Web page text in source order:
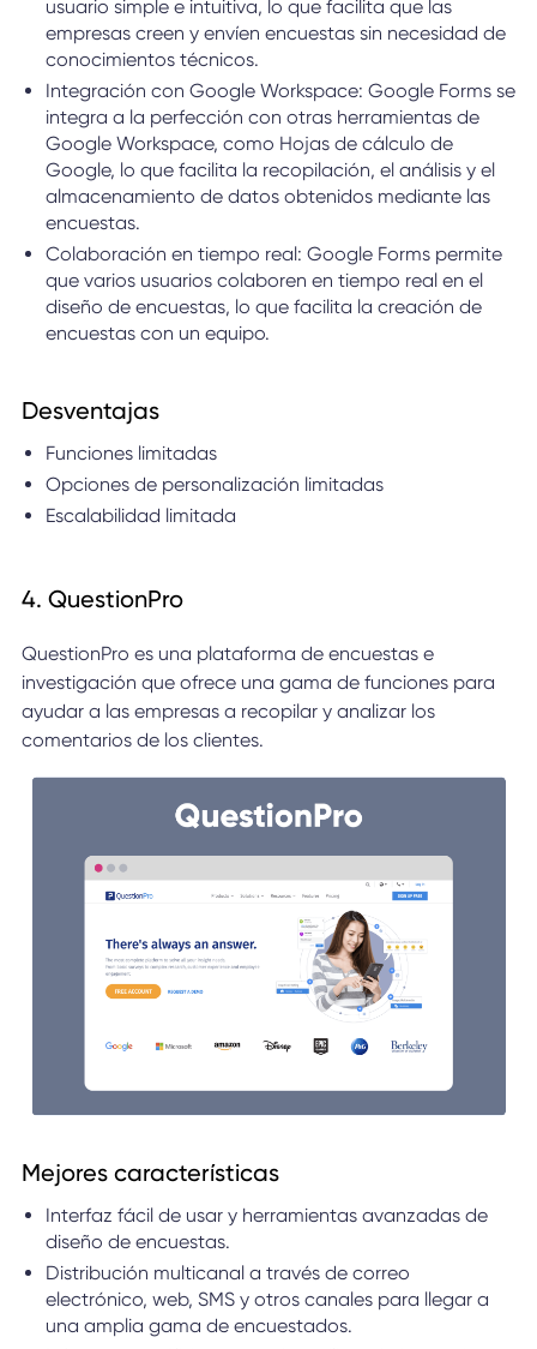
usuario simple e intuitiva, lo que facilita que las
empresas creen y envíen encuestas sin necesidad de
conocimientos técnicos.
Integración con Google Workspace: Google Forms se
integra a la perfección con otras herramientas de
Google Workspace, como Hojas de cálculo de
Google, lo que facilita la recopilación, el análisis y el
almacenamiento de datos obtenidos mediante las
encuestas.
Colaboración en tiempo real: Google Forms permite
que varios usuarios colaboren en tiempo real en el
diseño de encuestas, lo que facilita la creación de
encuestas con un equipo.
Desventajas
Funciones limitadas
Opciones de personalización limitadas
Escalabilidad limitada
4. QuestionPro
QuestionPro es una plataforma de encuestas e
investigación que ofrece una gama de funciones para
ayudar a las empresas a recopilar y analizar los
comentarios de los clientes.
Mejores características
Interfaz fácil de usar y herramientas avanzadas de
diseño de encuestas.
Distribución multicanal a través de correo
electrónico, web, SMS y otros canales para llegar a
una amplia gama de encuestados.